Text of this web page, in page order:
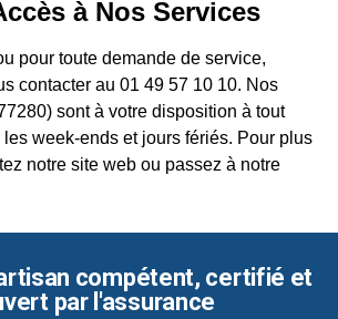
à Nos Services
pour toute demande de service,
contacter au 01 49 57 10 10. Nos
sont à votre disposition à tout
les week-ends et jours fériés. Pour plus
notre site web ou passez à notre
compétent, certifié et
par l'assurance